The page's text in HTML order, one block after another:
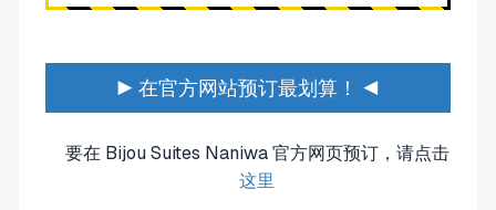
▶ 在官方网站预订最划算！ ◀
要在 Bijou Suites Naniwa 官方网页预订，请点击
这里